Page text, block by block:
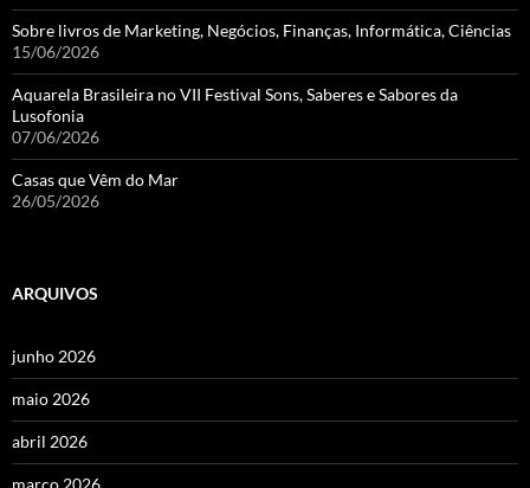
Sobre livros de Marketing, Negócios, Finanças, Informática, Ciências
15/06/2026
Aquarela Brasileira no VII Festival Sons, Saberes e Sabores da
Lusofonia
07/06/2026
Casas que Vêm do Mar
26/05/2026
ARQUIVOS
junho 2026
maio 2026
abril 2026